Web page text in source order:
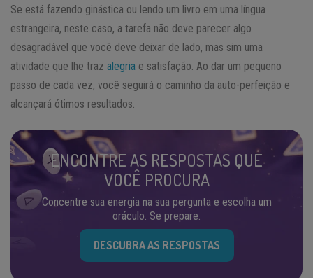
Se está fazendo ginástica ou lendo um livro em uma língua
estrangeira, neste caso, a tarefa não deve parecer algo
desagradável que você deve deixar de lado, mas sim uma
atividade que lhe traz alegria e satisfação. Ao dar um pequeno
passo de cada vez, você seguirá o caminho da auto-perfeição e
alcançará ótimos resultados.
ENCONTRE AS RESPOSTAS QUE
VOCÊ PROCURA
Concentre sua energia na sua pergunta e escolha um
oráculo. Se prepare.
DESCUBRA AS RESPOSTAS